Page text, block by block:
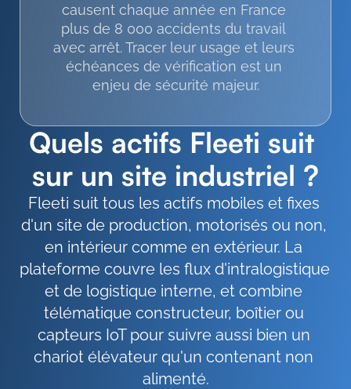
causent chaque année en France
plus de 8 000 accidents du travail
avec arrêt. Tracer leur usage et leurs
échéances de vérification est un
enjeu de sécurité majeur.
Quels actifs Fleeti suit
sur un site industriel ?
Fleeti suit tous les actifs mobiles et fixes
d'un site de production, motorisés ou non,
en intérieur comme en extérieur. La
plateforme couvre les flux d'intralogistique
et de logistique interne, et combine
télématique constructeur, boîtier ou
capteurs IoT pour suivre aussi bien un
chariot élévateur qu'un contenant non
alimenté.